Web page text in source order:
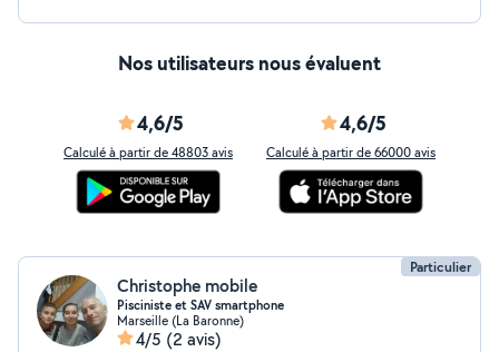
Nos utilisateurs nous évaluent
4,6/5
Calculé à partir de 48803 avis
4,6/5
Calculé à partir de 66000 avis
Particulier
Christophe mobile
Pisciniste et SAV smartphone
Marseille (La Baronne)
4/5 (2 avis)